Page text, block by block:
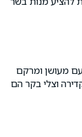
מעושן ומרקם
וצלי בקר הם